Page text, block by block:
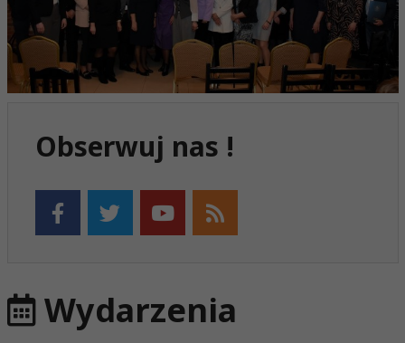
Obserwuj nas !
Wydarzenia